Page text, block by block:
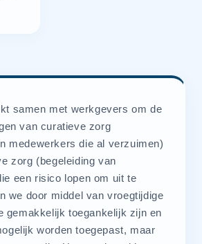
samen met werkgevers om de
van curatieve zorg
medewerkers die al verzuimen)
zorg (begeleiding van
een risico lopen om uit te
we door middel van vroegtijdige
gemakkelijk toegankelijk zijn en
worden toegepast, maar